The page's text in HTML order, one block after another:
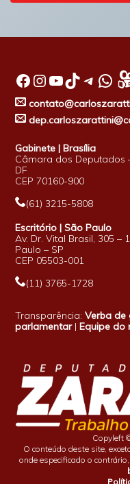
Facebook InstagramYoutube TikTok Telegram WhatsApp
Gabinete | Brasília
Câmara dos Deputados
DF
CEP 70160-900
(61) 3215-5808
Escritório | São Paulo
Av. Dr. Vital Brasil, 305 –
Paulo – SP
CEP 05503-001
(11) 3765-1728
Transparência:Verba de
parlamentar|Equipe do
Copyleft
O conteúdo deste site,
onde especificado o